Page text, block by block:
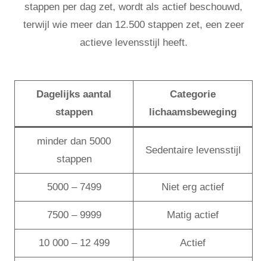
stappen per dag zet, wordt als actief beschouwd,
terwijl wie meer dan 12.500 stappen zet, een zeer
actieve levensstijl heeft.
Dagelijks aantal
stappen
Categorie
lichaamsbeweging
minder dan 5000
stappen
Sedentaire levensstijl
5000 – 7499 Niet erg actief
7500 – 9999 Matig actief
10 000 – 12 499 Actief